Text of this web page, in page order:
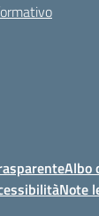
Albo
Note